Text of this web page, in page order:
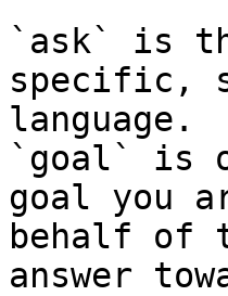
`ask` is
specific,
language.
`goal` is
goal you
behalf of
answer